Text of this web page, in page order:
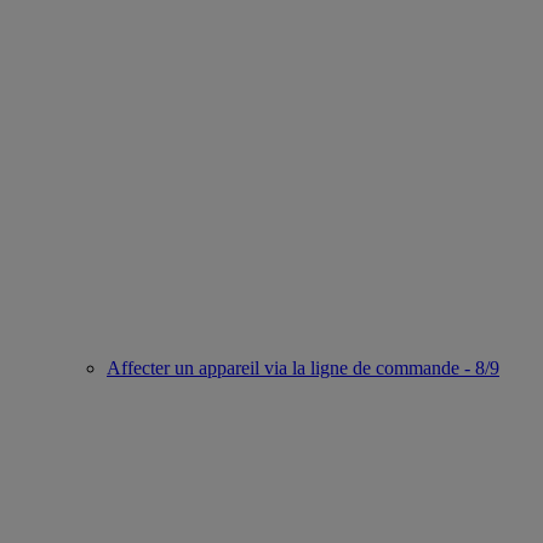
Affecter un appareil via la ligne de commande - 8/9